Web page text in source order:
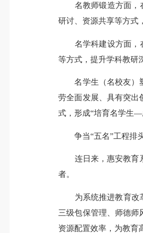
名教师锻造方面，在
研讨、资源共享等方式
名学科建设方面，在
等方式，提升学科教研
名学生（名校友）塑
劳全面发展、具有突出
式，形成“培育名学生
争当“五名”工程排
连日来，惠安教育系
者。
为系统推进教育改革
三级包保管理、师德师
资源配置效率，为教育